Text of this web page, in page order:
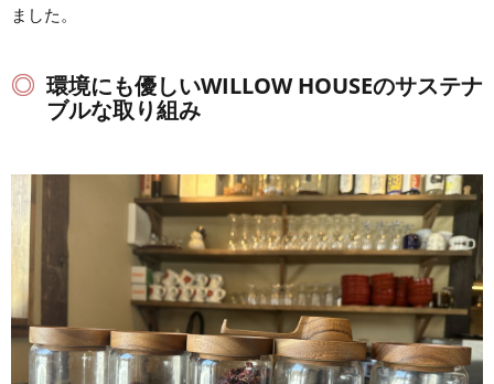
ました。
環境にも優しいWILLOW HOUSEのサステナ
ブルな取り組み